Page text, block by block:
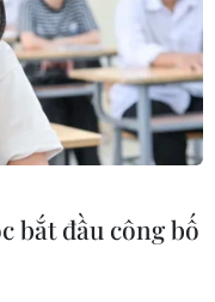
để chủ động phòng,
bắt đầu công bố